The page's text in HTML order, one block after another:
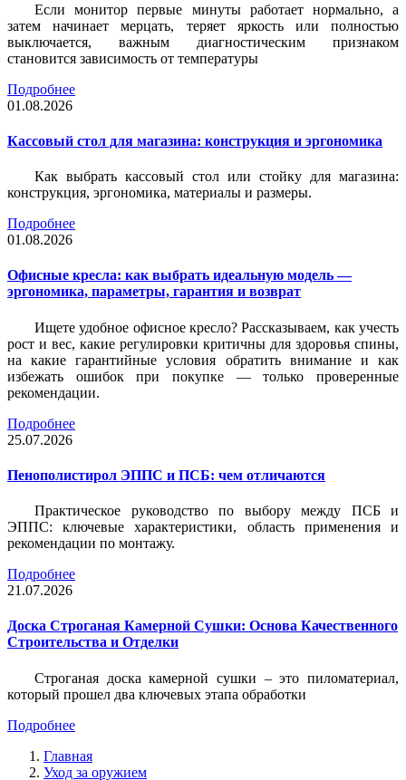
Если монитор первые минуты работает нормально, а
затем начинает мерцать, теряет яркость или полностью
выключается, важным диагностическим признаком
становится зависимость от температуры
Подробнее
01.08.2026
Кассовый стол для магазина: конструкция и эргономика
Как выбрать кассовый стол или стойку для магазина:
конструкция, эргономика, материалы и размеры.
Подробнее
01.08.2026
Офисные кресла: как выбрать идеальную модель —
эргономика, параметры, гарантия и возврат
Ищете удобное офисное кресло? Рассказываем, как учесть
рост и вес, какие регулировки критичны для здоровья спины,
на какие гарантийные условия обратить внимание и как
избежать ошибок при покупке — только проверенные
рекомендации.
Подробнее
25.07.2026
Пенополистирол ЭППС и ПСБ: чем отличаются
Практическое руководство по выбору между ПСБ и
ЭППС: ключевые характеристики, область применения и
рекомендации по монтажу.
Подробнее
21.07.2026
Доска Строганая Камерной Сушки: Основа Качественного
Строительства и Отделки
Строганая доска камерной сушки – это пиломатериал,
который прошел два ключевых этапа обработки
Подробнее
Главная
Уход за оружием